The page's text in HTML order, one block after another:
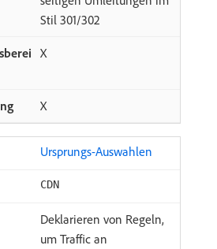
Stil 301/302
X
X
Ursprungs-Auswahlen
CDN
Deklarieren von Regeln,
um Traffic an